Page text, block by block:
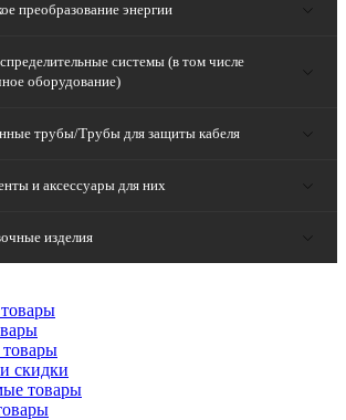
преобразование энергии
системы (в том числе
оборудование)
трубы/Трубы для защиты кабеля
и аксессуары для них
изделия
скидки
товары